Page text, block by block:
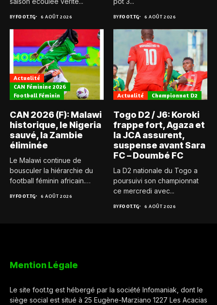
BYFOOT.TG 6 AOÛT 2026 BYFOOT.TG 6 AOÛT 2026
Actualité
CAN Féminine 2026
Football Féminin
CAN 2026 (F): Malawi
historique, le Nigeria
sauvé, la Zambie
éliminée
Le Malawi continue de
bousculer la hiérarchie du
football féminin africain.
BYFOOT.TG 6 AOÛT 2026
Actualité Championnat D2
Togo D2 / J6: Koroki
frappe fort, Agaza et
la JCA assurent,
suspense avant Sara
FC – Doumbé FC
La D2 nationale du Togo a
poursuivi son championnat
ce mercredi avec...
BYFOOT.TG 6 AOÛT 2026
Mention Légale
Le site foot.tg est hébergé par la société Infomaniak, dont le
siège social est situé à 25 Eugène-Marziano 1227 Les Acacias